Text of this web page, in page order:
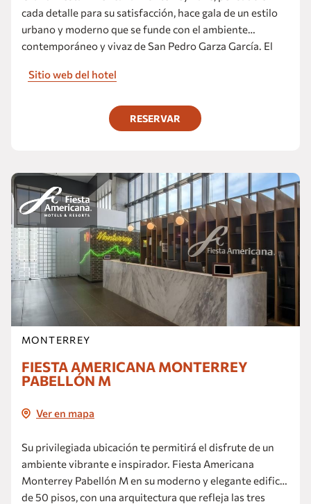
cada detalle para su satisfacción, hace gala de un estilo
urbano y moderno que se funde con el ambiente
contemporáneo y vivaz de San Pedro Garza García. El
y comodidad impresiona a los viajeros más exigentes.
Sitio web del hotel
RESERVAR
MONTERREY
FIESTA AMERICANA MONTERREY
PABELLÓN M
Ver en mapa
Su privilegiada ubicación te permitirá el disfrute de un
ambiente vibrante e inspirador. Fiesta Americana
Monterrey Pabellón M en su moderno y elegante edificio
de 50 pisos, con una arquitectura que refleja las tres